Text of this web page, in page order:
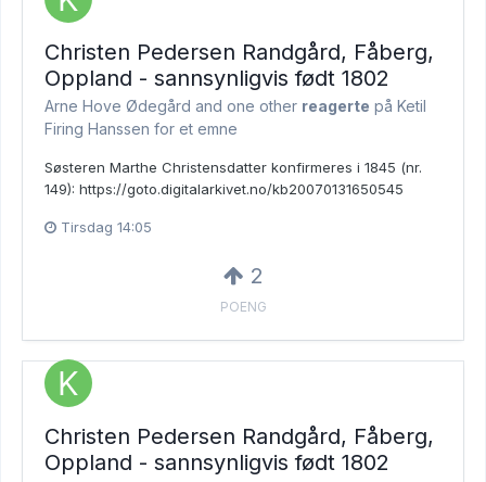
Christen Pedersen Randgård, Fåberg,
Oppland - sannsynligvis født 1802
Arne Hove Ødegård and one other reagerte på Ketil
Firing Hanssen for et emne
Søsteren Marthe Christensdatter konfirmeres i 1845 (nr.
149): https://goto.digitalarkivet.no/kb20070131650545
Tirsdag 14:05
2
POENG
Christen Pedersen Randgård, Fåberg,
Oppland - sannsynligvis født 1802